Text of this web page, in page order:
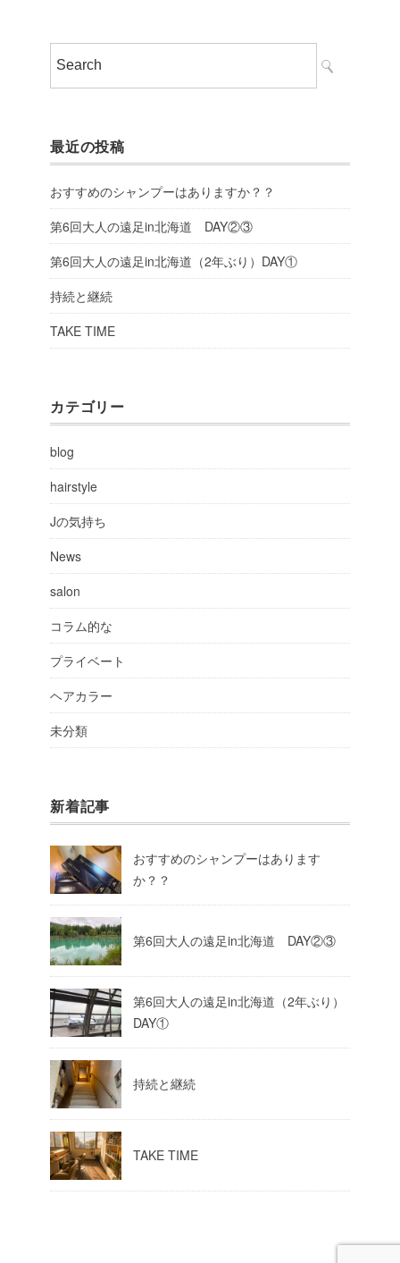
最近の投稿
おすすめのシャンプーはありますか？？
第6回大人の遠足in北海道 DAY②③
第6回大人の遠足in北海道（2年ぶり）DAY①
持続と継続
TAKE TIME
カテゴリー
blog
hairstyle
Jの気持ち
News
salon
コラム的な
プライベート
ヘアカラー
未分類
新着記事
おすすめのシャンプーはあります
か？？
第6回大人の遠足in北海道 DAY②③
第6回大人の遠足in北海道（2年ぶり）
DAY①
持続と継続
TAKE TIME